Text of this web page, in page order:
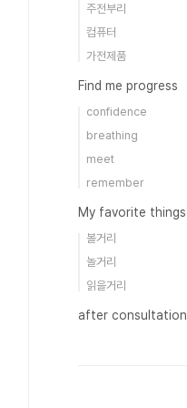
주전부리
컴퓨터
가전제품
Find me progress
confidence
breathing
meet
remember
My favorite things
볼거리
놀거리
읽을거리
after consultation